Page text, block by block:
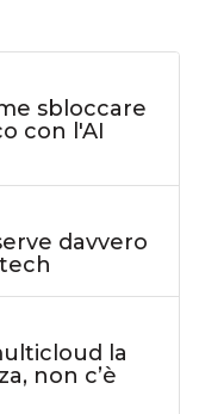
sbloccare
con l'AI
davvero
la
non c’è